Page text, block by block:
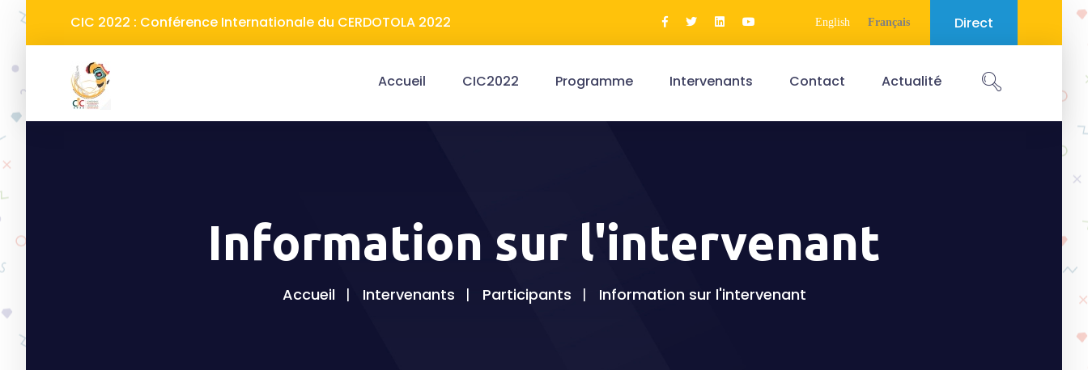
CIC 2022 : Conférence Internationale du CERDOTOLA 2022 English Français Direct
Accueil CIC2022 Programme Intervenants Contact Actualité
Information sur l'intervenant
Accueil Intervenants Participants Information sur l'intervenant